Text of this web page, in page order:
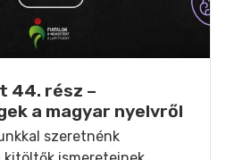
44. rész –
a magyar nyelvről
szeretnénk